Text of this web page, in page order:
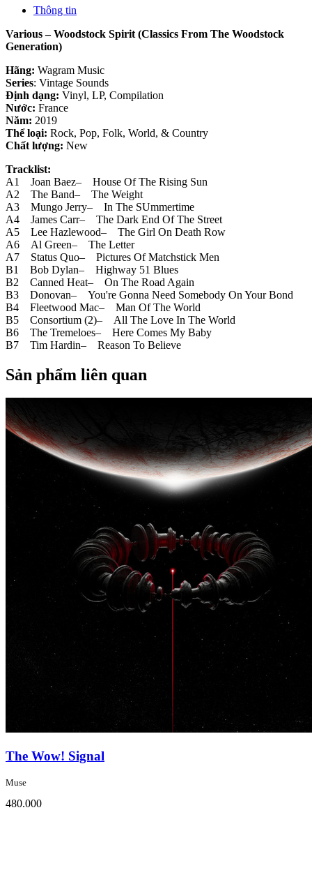
Loading...
Thông tin
Various – Woodstock Spirit (Classics From The Woodstock
Generation)
Hãng: Wagram Music
Series: Vintage Sounds
Định dạng: Vinyl, LP, Compilation
Nước: France
Năm: 2019
Thể loại: Rock, Pop, Folk, World, & Country
Chất lượng: New
Tracklist:
A1 Joan Baez– House Of The Rising Sun
A2 The Band– The Weight
A3 Mungo Jerry– In The SUmmertime
A4 James Carr– The Dark End Of The Street
A5 Lee Hazlewood– The Girl On Death Row
A6 Al Green– The Letter
A7 Status Quo– Pictures Of Matchstick Men
B1 Bob Dylan– Highway 51 Blues
B2 Canned Heat– On The Road Again
B3 Donovan– You're Gonna Need Somebody On Your Bond
B4 Fleetwood Mac– Man Of The World
B5 Consortium (2)– All The Love In The World
B6 The Tremeloes– Here Comes My Baby
B7 Tim Hardin– Reason To Believe
Sản phẩm liên quan
The Wow! Signal
Muse
480.000